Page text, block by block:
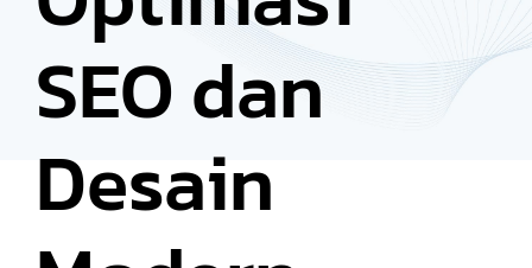
SEO dan
Desain